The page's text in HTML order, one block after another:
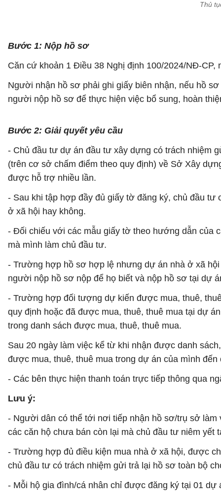
Thủ
Bước 1: Nộp hồ sơ
Căn cứ khoản 1 Điều 38 Nghị định 100/2024/NĐ-
Người nhận hồ sơ phải ghi giấy biên nhận, nếu hồ
người nộp hồ sơ để thực hiện việc bổ sung, hoàn
Bước 2: Giải quyết yêu cầu
- Chủ đầu tư dự án đầu tư xây dựng có trách nhiệm
(trên cơ sở chấm điểm theo quy định) về Sở Xây
được hỗ trợ nhiều lần.
- Sau khi tập hợp đầy đủ giấy tờ đăng ký, chủ đầu
ở xã hội hay không.
- Đối chiếu với các mẫu giấy tờ theo hướng dẫn của
mà mình làm chủ đầu tư.
- Trường hợp hồ sơ hợp lệ nhưng dự án nhà ở xã
người nộp hồ sơ nộp để họ biết và nộp hồ sơ tại dự
- Trường hợp đối tượng dự kiến được mua, thuê,
quy định hoặc đã được mua, thuê, thuê mua tại dự
trong danh sách được mua, thuê, thuê mua.
Sau 20 ngày làm việc kể từ khi nhận được danh
được mua, thuê, thuê mua trong dự án của mình
- Các bên thực hiện thanh toán trực tiếp thông qua
Lưu ý:
- Người dân có thể tới nơi tiếp nhận hồ sơ/trụ sở làm
các căn hộ chưa bán còn lại mà chủ đầu tư niêm
- Trường hợp đủ điều kiện mua nhà ở xã hội, được
chủ đầu tư có trách nhiệm gửi trả lại hồ sơ toàn bộ
- Mỗi hộ gia đình/cá nhân chỉ được đăng ký tại 01 dự